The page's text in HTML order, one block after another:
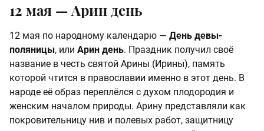
12 мая — Арин день
12 мая по народному календарю — День девы-
поляницы, или Арин день. Праздник получил своё
название в честь святой Арины (Ирины), память
которой чтится в православии именно в этот день. В
народе её образ переплёлся с духом плодородия и
женским началом природы. Арину представляли как
покровительницу нив и полевых работ, защитницу